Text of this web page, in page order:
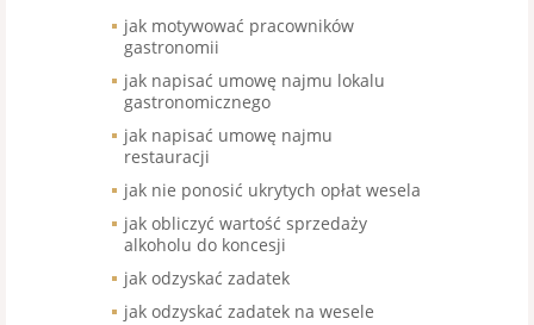
jak motywować pracowników
gastronomii
jak napisać umowę najmu lokalu
gastronomicznego
jak napisać umowę najmu
restauracji
jak nie ponosić ukrytych opłat wesela
jak obliczyć wartość sprzedaży
alkoholu do koncesji
jak odzyskać zadatek
jak odzyskać zadatek na wesele